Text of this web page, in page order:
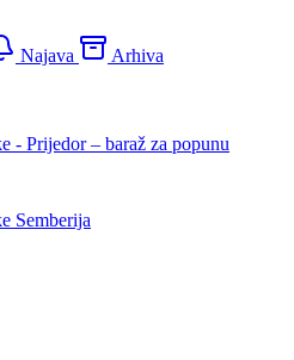
Najava
Arhiva
- Prijedor – baraž za popunu
Semberija